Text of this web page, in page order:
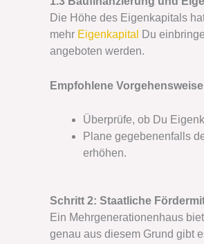
Die Höhe des Eigenkapitals
mehr Eigenkapital
Du
angeboten werden.
Empfohlene Vorgehensweise
Überprüfe, ob Du
Plane gegebenenfalls
erhöhen.
Schritt 2: Staatliche
Ein Mehrgenerationenhaus
genau aus diesem Grund gibt